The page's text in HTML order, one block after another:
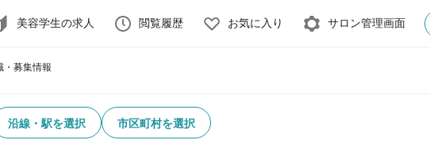
美容学生の求人 閲覧履歴 お気に入り サロン管理画面
・募集情報
沿線・駅を選択 市区町村を選択